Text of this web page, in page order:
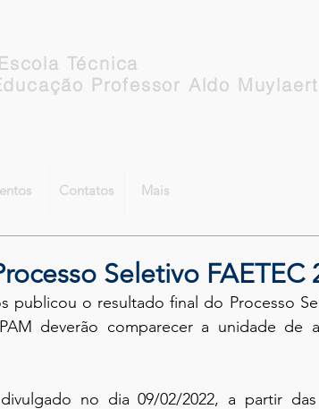
Técnica
Professor Aldo Muylaert
Contatos Mais
Seletivo FAETEC
publicou o resultado final do Processo
deverão comparecer a unidade de
no dia 09/02/2022, a partir